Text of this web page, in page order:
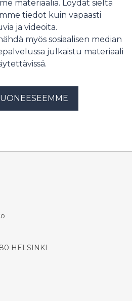
materiaalia. Löydät sieltä
tiedot kuin vapaasti
ja videoita.
myös sosiaalisen median
julkaistu materiaali
HELSINKI